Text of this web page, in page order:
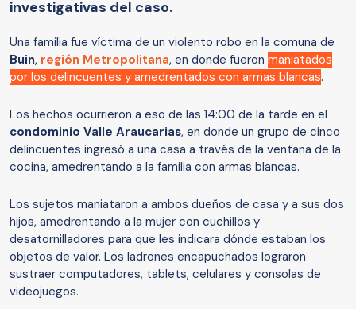
investigativas del caso.
Una familia fue víctima de un violento robo en la comuna de
Buin, región Metropolitana, en donde fueron maniatados
por los delincuentes y amedrentados con armas blancas.
Los hechos ocurrieron a eso de las 14:00 de la tarde en el
condominio Valle Araucarias, en donde un grupo de cinco
delincuentes ingresó a una casa a través de la ventana de la
cocina, amedrentando a la familia con armas blancas.
Los sujetos maniataron a ambos dueños de casa y a sus dos
hijos, amedrentando a la mujer con cuchillos y
desatornilladores para que les indicara dónde estaban los
objetos de valor. Los ladrones encapuchados lograron
sustraer computadores, tablets, celulares y consolas de
videojuegos.